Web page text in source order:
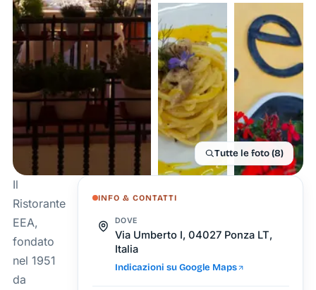
Tutte le foto (8)
Il
Ristorante
EEA,
fondato
nel 1951
da
INFO & CONTATTI
DOVE
Via Umberto I, 04027 Ponza LT,
Italia
Indicazioni su Google Maps